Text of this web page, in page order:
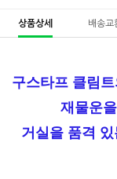
상품상세 배송교
구스타프 클림
재물운
거실을 품격